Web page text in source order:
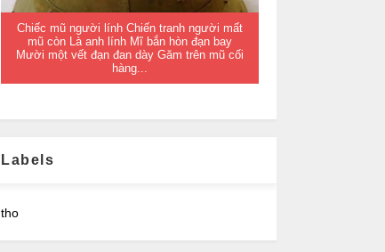
Chiếc mũ người lính Chiến tranh người mất
mũ còn Là anh lính Mĩ bắn hòn đạn bay
Mười một vết đạn đan dày Găm trên mũ cối
hàng...
Labels
tho